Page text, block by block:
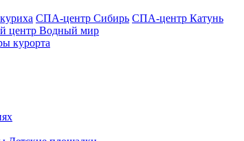
СПА-центр Сибирь СПА-центр Катунь
центр Водный мир
курорта